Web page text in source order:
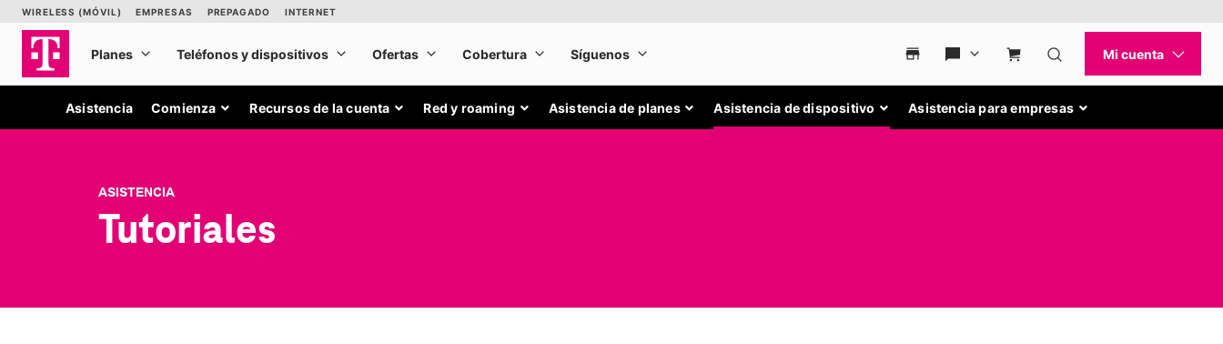
Asistencia Comienza Recursos de la cuenta Red y roaming Asistencia de planes Asistencia de dispositivo Asistencia para empresas
ASISTENCIA
Tutoriales